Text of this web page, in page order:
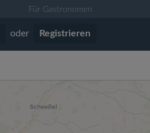
Für Gastronomen
oder Registrieren